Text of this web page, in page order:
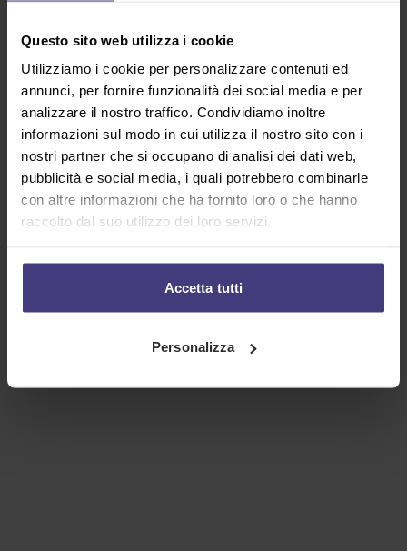
Questo sito web utilizza i cookie
Utilizziamo i cookie per personalizzare contenuti ed
annunci, per fornire funzionalità dei social media e per
analizzare il nostro traffico. Condividiamo inoltre
informazioni sul modo in cui utilizza il nostro sito con i
nostri partner che si occupano di analisi dei dati web,
pubblicità e social media, i quali potrebbero combinarle
con altre informazioni che ha fornito loro o che hanno
raccolto dal suo utilizzo dei loro servizi.
Accetta tutti
Personalizza